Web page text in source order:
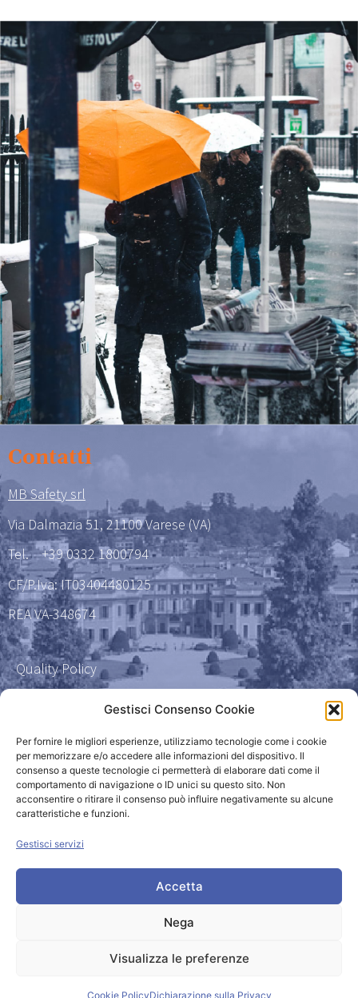
Gestisci Consenso Cookie
Per fornire le migliori esperienze, utilizziamo tecnologie come i cookie
per memorizzare e/o accedere alle informazioni del dispositivo. Il
consenso a queste tecnologie ci permetterà di elaborare dati come il
comportamento di navigazione o ID unici su questo sito. Non
acconsentire o ritirare il consenso può influire negativamente su alcune
caratteristiche e funzioni.
Gestisci servizi
Accetta
Nega
Visualizza le preferenze
Cookie PolicyDichiarazione sulla Privacy
Contatti
MB Safety srl
Via Dalmazia 51, 21100 Varese (VA)
Tel.+39 0332 1800794
CF/P.Iva: IT03404480125
REA VA-348674
Quality Policy
Privacy Policy
Powered by
© Copyright 2026 – All rights reserved